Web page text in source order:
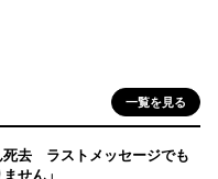
一覧を見る
死去 ラストメッセージでも
せん」